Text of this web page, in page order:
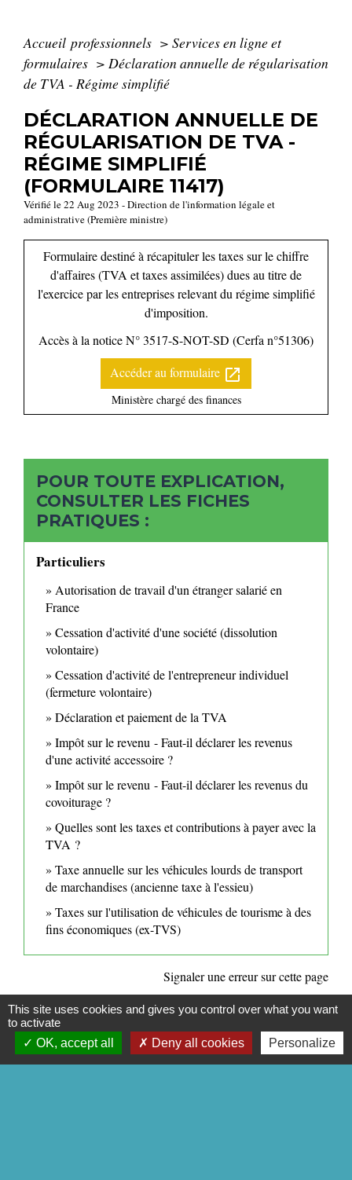
Accueil professionnels > Services en ligne et
formulaires > Déclaration annuelle de régularisation
de TVA - Régime simplifié
DÉCLARATION ANNUELLE DE
RÉGULARISATION DE TVA -
RÉGIME SIMPLIFIÉ
(FORMULAIRE 11417)
Vérifié le 22 Aug 2023 - Direction de l'information légale et
administrative (Première ministre)
Formulaire destiné à récapituler les taxes sur le chiffre
d'affaires (TVA et taxes assimilées) dues au titre de
l'exercice par les entreprises relevant du régime simplifié
d'imposition.
Accès à la notice N° 3517-S-NOT-SD (Cerfa n°51306)
Accéder au formulaire open_in_new
Ministère chargé des finances
POUR TOUTE EXPLICATION,
CONSULTER LES FICHES
PRATIQUES :
Particuliers
Autorisation de travail d'un étranger salarié en
France
Cessation d'activité d'une société (dissolution
volontaire)
Cessation d'activité de l'entrepreneur individuel
(fermeture volontaire)
Déclaration et paiement de la TVA
Impôt sur le revenu - Faut-il déclarer les revenus
d'une activité accessoire ?
Impôt sur le revenu - Faut-il déclarer les revenus du
covoiturage ?
Quelles sont les taxes et contributions à payer avec la
TVA ?
Taxe annuelle sur les véhicules lourds de transport
de marchandises (ancienne taxe à l'essieu)
Taxes sur l'utilisation de véhicules de tourisme à des
fins économiques (ex-TVS)
Signaler une erreur sur cette page
This site uses cookies and gives you control over what you want
to activate
OK, accept all
Deny all cookies Personalize